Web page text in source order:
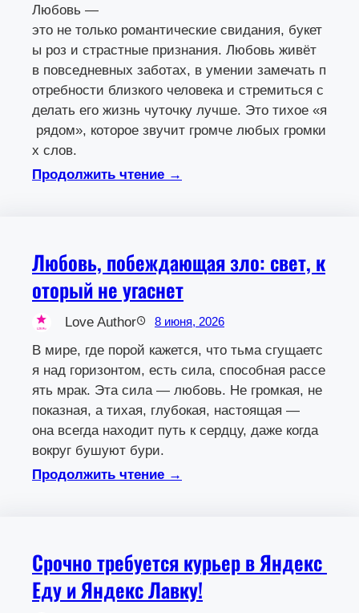
Любовь —
это не только романтические свидания, букет
ы роз и страстные признания. Любовь живёт
в повседневных заботах, в умении замечать п
отребности близкого человека и стремиться с
делать его жизнь чуточку лучше. Это тихое «я
рядом», которое звучит громче любых громки
х слов.
Продолжить чтение →
Любовь, побеждающая зло: свет, к
оторый не угаснет
Love Author 8 июня, 2026
В мире, где порой кажется, что тьма сгущаетс
я над горизонтом, есть сила, способная рассе
ять мрак. Эта сила — любовь. Не громкая, не
показная, а тихая, глубокая, настоящая —
она всегда находит путь к сердцу, даже когда
вокруг бушуют бури.
Продолжить чтение →
Срочно требуется курьер в Яндекс
Еду и Яндекс Лавку!